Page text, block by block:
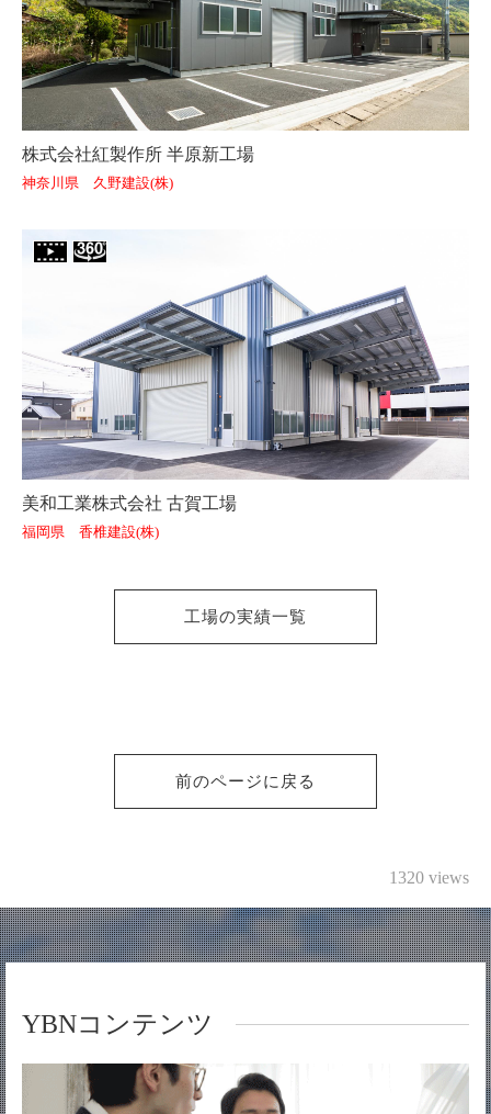
株式会社紅製作所 半原新工場
神奈川県 久野建設(株)
美和工業株式会社 古賀工場
福岡県 香椎建設(株)
工場の実績一覧
前のページに戻る
1320 views
YBNコンテンツ